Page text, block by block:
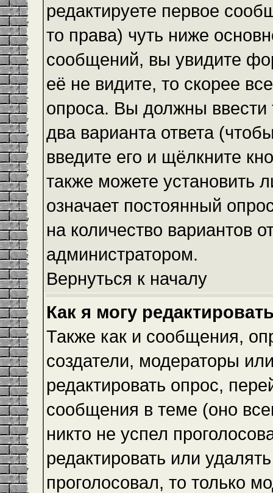
редактируете первое
то права) чуть ниже
сообщений, вы увидите
её не видите, то скорее
опроса. Вы должны
два варианта ответа
введите его и щёлкните
также можете установить
означает постоянный
на количество вариантов
администратором.
Вернуться к началу
Как я могу
Также как и сообщения,
создатели, модераторы
редактировать опрос,
сообщения в теме (оно
никто не успел
редактировать или
проголосовал, то только